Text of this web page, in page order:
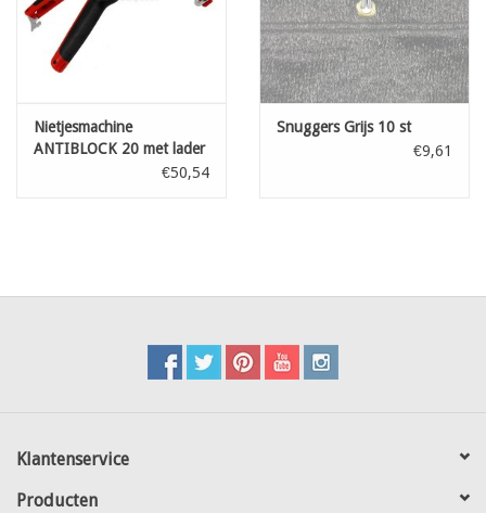
Nietjesmachine
ANTIBLOCK 20 met lader
€50,54
Snuggers Grijs 10 st
€9,61
Klantenservice
Producten